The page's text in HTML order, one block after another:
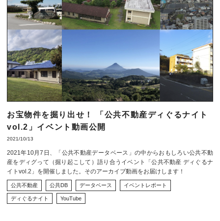
お宝物件を掘り出せ！ 「公共不動産ディぐるナイト
vol.2」イベント動画公開
2021/10/13
2021年10月7日、「公共不動産データベース」の中からおもしろい公共不動
産をディグって（掘り起こして）語り合うイベント「公共不動産 ディぐるナ
イトvol.2」を開催しました。そのアーカイブ動画をお届けします！
公共不動産 公共DB データベース イベントレポート
ディぐるナイト YouTube